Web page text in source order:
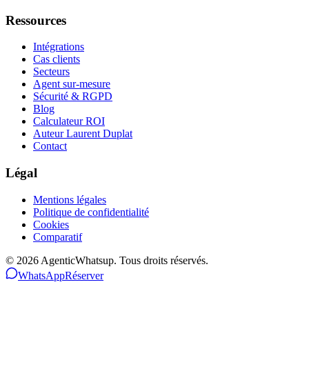
Ressources
Intégrations
Cas clients
Secteurs
Agent sur-mesure
Sécurité & RGPD
Blog
Calculateur ROI
Auteur Laurent Duplat
Contact
Légal
Mentions légales
Politique de confidentialité
Cookies
Comparatif
© 2026 AgenticWhatsup. Tous droits réservés.
WhatsAppRéserver